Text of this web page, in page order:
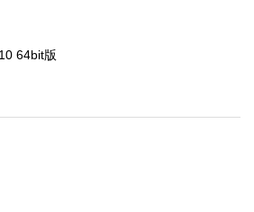
64bit版